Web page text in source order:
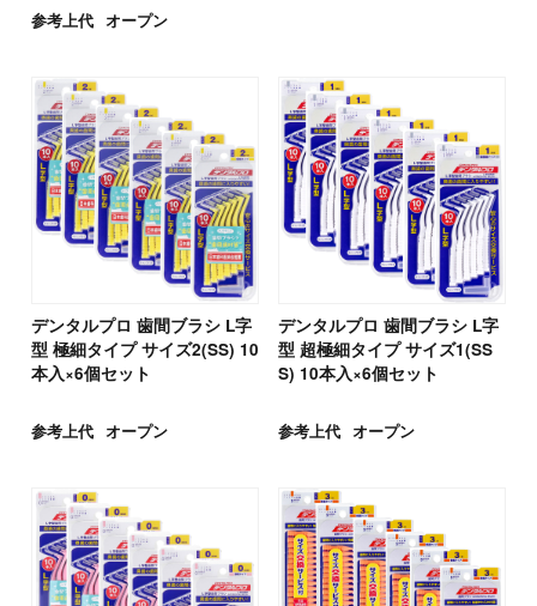
参考上代 オープン
デンタルプロ 歯間ブラシ L字
型 極細タイプ サイズ2(SS) 10
本入×6個セット
参考上代 オープン
デンタルプロ 歯間ブラシ L字
型 超極細タイプ サイズ1(SS
S) 10本入×6個セット
参考上代 オープン